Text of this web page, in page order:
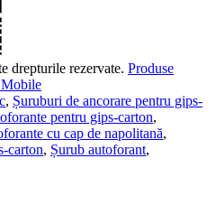
drepturile rezervate. Produse
, Șuruburi de ancorare pentru gips-
pentru gips-carton,
cu cap de napolitană,
carton, Șurub autoforant,